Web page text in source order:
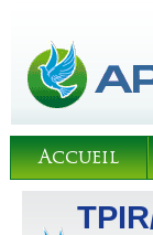
Accueil